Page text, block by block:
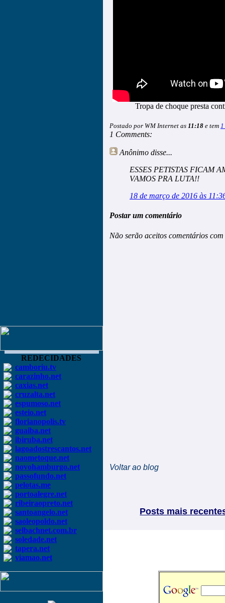
REDECIDADES
camboriu.tv
carazinho.net
caxias.net
cruzalta.net
espumoso.net
esteio.net
florianopolis.tv
guaiba.net
ibiruba.net
lagoadostrescantos.net
naometoque.net
novohamburgo.net
passofundo.net
pelotas.me
portoalegre.net
ribeiraopreto.net
santoangelo.net
saoleopoldo.net
selbachnet.com.br
soledade.net
tapera.net
viamao.net
Tropa de choque presta
Postado por WM Internet as 11:18 e tem 1
1 Comments:
Anônimo disse...
ESSES PETISTAS FICAM
VAMOS PRA LUTA!!
18 de março de 2016 às
Postar um comentário
Não serão aceitos comentários
Voltar ao blog
Posts mais